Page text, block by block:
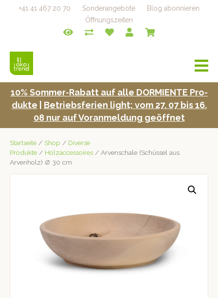
+41 41 467 20 70 Sonderangebote
Blog abonnieren
Öffnungszeiten
a
v
i
10% Som­mer-Rabatt auf alle DORMIENTE Pro­
duk­te
Betrieb­s­fe­rien light; vom 27. 07 bis 16.
08 nur auf Voran­mel­dung geöffnet
Startseite / Shop / Diverse
Produkte / Holzaccessoires / Arvenschale (Schüssel aus
Arvenholz) Ø 30 cm